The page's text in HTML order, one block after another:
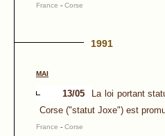
France - Corse
1991
MAI
13/05
La loi portant
Corse ("statut Joxe") est
France - Corse